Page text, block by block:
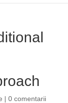
| 0 comentarii